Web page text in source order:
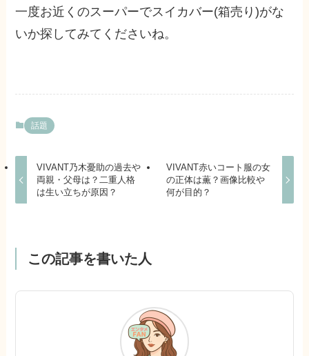
一度お近くのスーパーでスイカバー(箱売り)がな
いか探してみてくださいね。
話題
VIVANT乃木憂助の過去や
両親・父母は？二重人格
は生い立ちが原因？
VIVANT赤いコート服の女
の正体は薫？画像比較や
何が目的？
この記事を書いた人